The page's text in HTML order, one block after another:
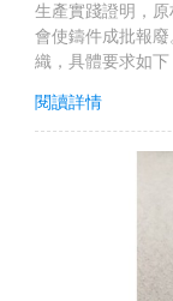
生產實踐證明，
會使鑄件成批報
織，具體要求如
閱讀詳情